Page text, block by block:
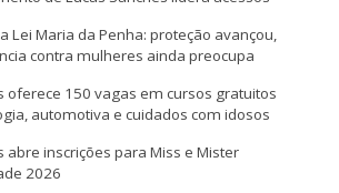
Lei Maria da Penha: proteção avançou,
contra mulheres ainda preocupa
oferece 150 vagas em cursos gratuitos
automotiva e cuidados com idosos
abre inscrições para Miss e Mister
2026